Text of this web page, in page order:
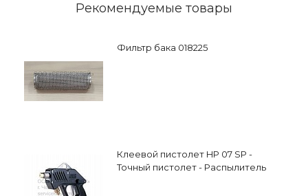
Рекомендуемые товары
Фильтр бака 018225
Клеевой пистолет HP 07 SP -
Точный пистолет - Распылитель